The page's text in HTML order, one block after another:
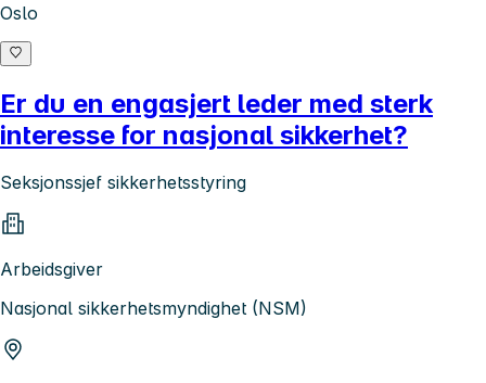
Oslo
Er du en engasjert leder med sterk
interesse for nasjonal sikkerhet?
Seksjonssjef sikkerhetsstyring
Arbeidsgiver
Nasjonal sikkerhetsmyndighet (NSM)